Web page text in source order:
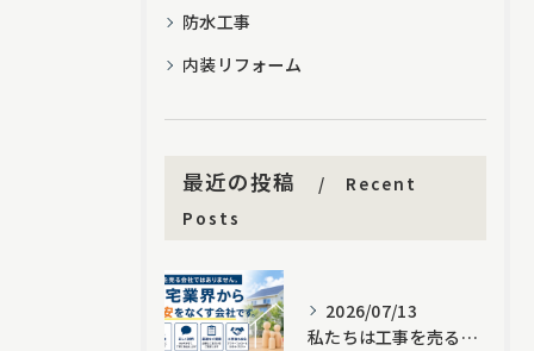
防水工事
内装リフォーム
最近の投稿
Recent
Posts
2026/07/13
私たちは工事を売る会社ではありません。住宅業界から不安をなくす会社です。｜株式会社エコファイン・ジャパン